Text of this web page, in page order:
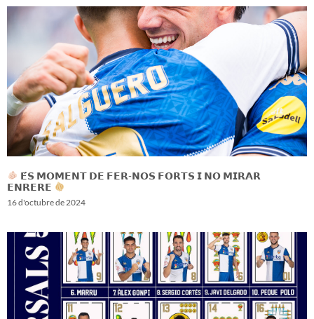
𝗘́𝗦 𝗠𝗢𝗠𝗘𝗡𝗧 𝗗𝗘 𝗙𝗘𝗥-𝗡𝗢𝗦 𝗙𝗢𝗥𝗧𝗦 𝗜 𝗡𝗢 𝗠𝗜𝗥𝗔𝗥
𝗘𝗡𝗥𝗘𝗥𝗘
16 d'octubre de 2024